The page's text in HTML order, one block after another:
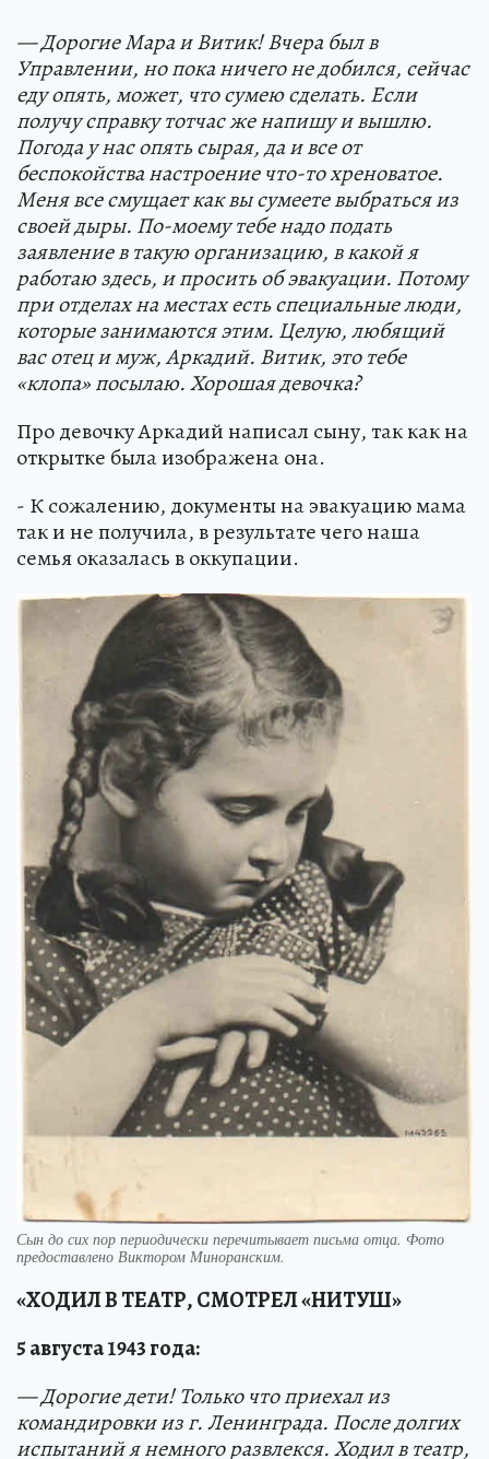
— Дорогие Мара и Витик! Вчера был в
Управлении, но пока ничего не добился, сейчас
еду опять, может, что сумею сделать. Если
получу справку тотчас же напишу и вышлю.
Погода у нас опять сырая, да и все от
беспокойства настроение что-то хреноватое.
Меня все смущает как вы сумеете выбраться из
своей дыры. По-моему тебе надо подать
заявление в такую организацию, в какой я
работаю здесь, и просить об эвакуации. Потому
при отделах на местах есть специальные люди,
которые занимаются этим. Целую, любящий
вас отец и муж, Аркадий. Витик, это тебе
«клопа» посылаю. Хорошая девочка?
Про девочку Аркадий написал сыну, так как на
открытке была изображена она.
- К сожалению, документы на эвакуацию мама
так и не получила, в результате чего наша
семья оказалась в оккупации.
Сын до сих пор периодически перечитывает письма отца. Фото
предоставлено Виктором Миноранским.
«ХОДИЛ В ТЕАТР, СМОТРЕЛ «НИТУШ»
5 августа 1943 года:
— Дорогие дети! Только что приехал из
командировки из г. Ленинграда. После долгих
испытаний я немного развлекся. Ходил в театр,